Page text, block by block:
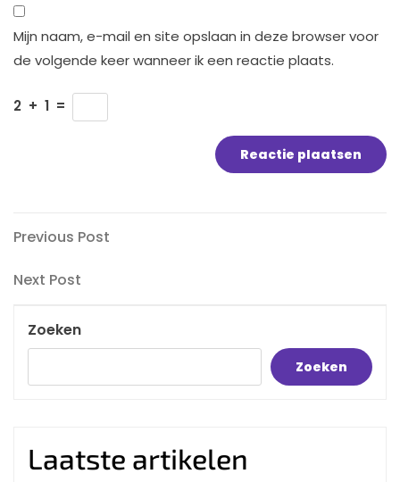
Mijn naam, e-mail en site opslaan in deze browser voor
de volgende keer wanneer ik een reactie plaats.
2 + 1 =
Bericht
navigatie
Previous
Previous Post
Next
Next Post
Zoeken
Zoeken
Laatste artikelen